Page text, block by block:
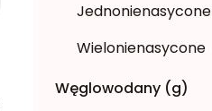
Jednonienasycone
Wielonienasycone
Węglowodany (g)